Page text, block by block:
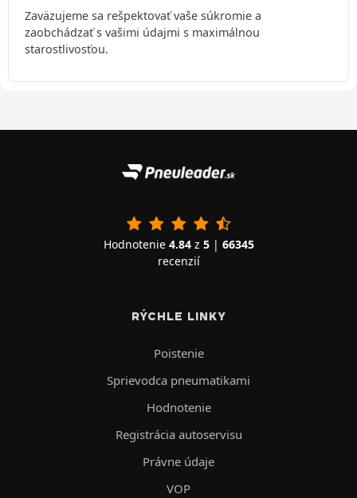
Zaväzujeme sa rešpektovať vaše súkromie a
zaobchádzať s vašimi údajmi s maximálnou
starostlivosťou.
Hodnotenie 4.84z 5| 66345
recenzií
RÝCHLE LINKY
Poistenie
Sprievodca pneumatikami
Hodnotenie
Registrácia autoservisu
Právne údaje
VOP